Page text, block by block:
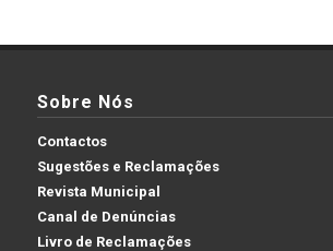
Sobre Nós
Contactos
Sugestões e Reclamações
Revista Municipal
Canal de Denúncias
Livro de Reclamações